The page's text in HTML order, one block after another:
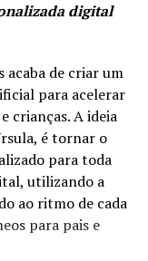
digital
acaba de criar um
para acelerar
crianças. A ideia
é tornar o
para toda
utilizando a
ao ritmo de cada
para pais e